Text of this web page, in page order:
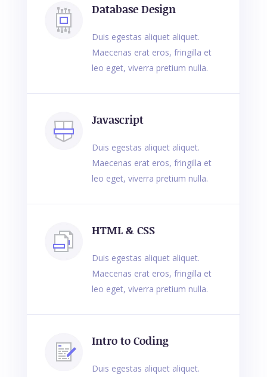
Database Design
Duis egestas aliquet aliquet.
Maecenas erat eros, fringilla et
leo eget, viverra pretium nulla.
Javascript
Duis egestas aliquet aliquet.
Maecenas erat eros, fringilla et
leo eget, viverra pretium nulla.
HTML & CSS
Duis egestas aliquet aliquet.
Maecenas erat eros, fringilla et
leo eget, viverra pretium nulla.
Intro to Coding
Duis egestas aliquet aliquet.